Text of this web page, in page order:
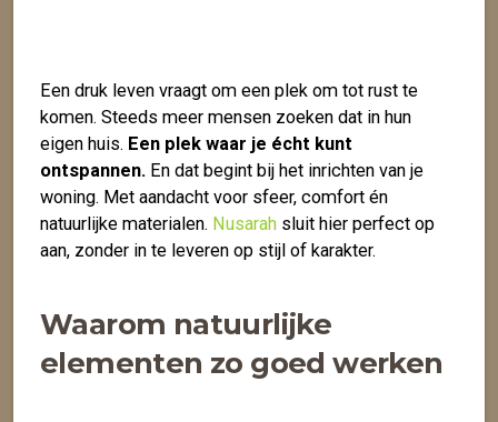
Een druk leven vraagt om een plek om tot rust te
komen. Steeds meer mensen zoeken dat in hun
eigen huis. Een plek waar je écht kunt
ontspannen. En dat begint bij het inrichten van je
woning. Met aandacht voor sfeer, comfort én
natuurlijke materialen. Nusarah sluit hier perfect op
aan, zonder in te leveren op stijl of karakter.
Waarom natuurlijke
elementen zo goed werken